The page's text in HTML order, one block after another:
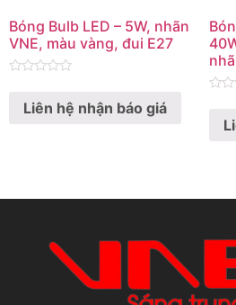
Bóng Bulb LED – 5W, nhãn
VNE, màu vàng, đui E27
outLiên hệ nhận báo giá
out